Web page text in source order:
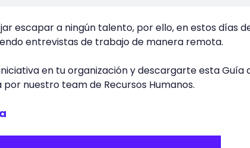
escapar a ningún talento, por ello, en estos días
entrevistas de trabajo de manera remota.
en tu organización y descargarte esta Guía
nuestro team de Recursos Humanos.